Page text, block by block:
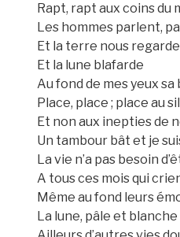
Rapt, rapt aux coins du
Les hommes parlent,
Et la terre nous regarde
Et la lune blafarde
Au fond de mes yeux sa
Place, place ; place au
Et non aux inepties de
Un tambour bât et je
La vie n’a pas besoin
A tous ces mois qui
Même au fond leurs
La lune, pâle et